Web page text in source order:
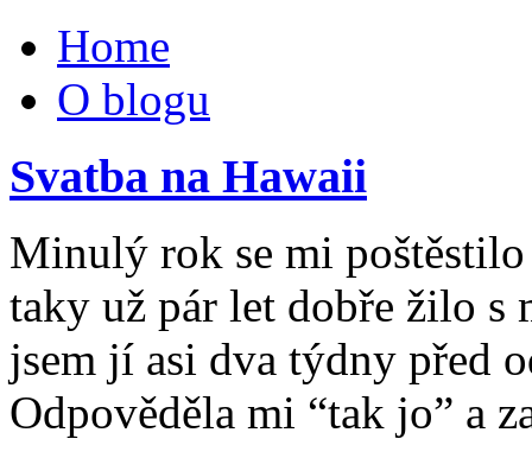
Home
O blogu
Svatba na Hawaii
Minulý rok se mi
taky už pár let dobře žilo
jsem jí asi dva týdny před
Odpověděla mi “tak jo” a